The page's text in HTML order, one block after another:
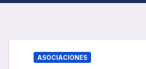
ASOCIACIONES